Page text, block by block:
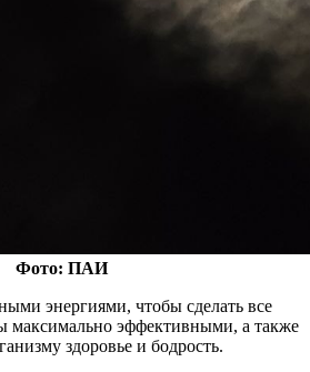
Фото: ПАИ
энергиями, чтобы сделать все
максимально эффективными, а также
здоровье и бодрость.